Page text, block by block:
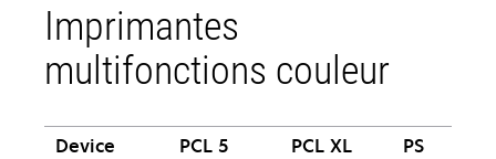
Imprimantes
multifonctions couleur
Device
PCL 5
PCL XL
PS